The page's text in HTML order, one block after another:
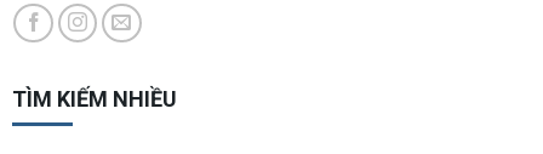
TÌM KIẾM NHIỀU